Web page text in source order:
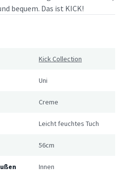
bequem. Das ist KICK!
Kick Collection
Uni
Creme
Leicht feuchtes Tuch
56cm
Innen